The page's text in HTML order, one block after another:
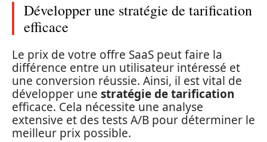
Développer une stratégie de tarification
efficace
Le prix de votre offre SaaS peut faire la
différence entre un utilisateur intéressé et
une conversion réussie. Ainsi, il est vital de
développer une stratégie de tarification
efficace. Cela nécessite une analyse
extensive et des tests A/B pour déterminer le
meilleur prix possible.